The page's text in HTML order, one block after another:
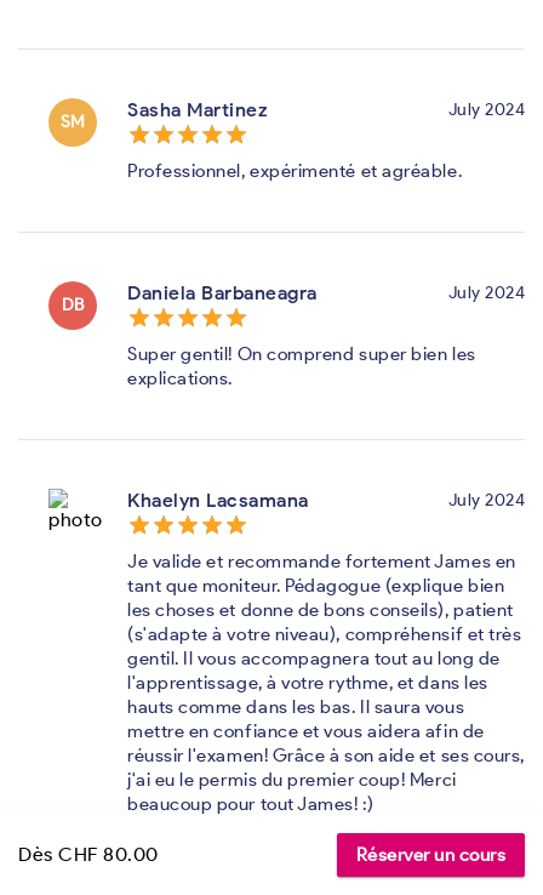
SM
Sasha Martinez
star_border
star star_border
star star_border
star star_border
star star_border
star
July 2024
Professionnel, expérimenté et agréable.
DB
Daniela Barbaneagra
star_border
star star_border
star star_border
star star_border
star star_border
star
July 2024
Super gentil! On comprend super bien les
explications.
Khaelyn Lacsamana
star_border
star star_border
star star_border
star star_border
star star_border
star
July 2024
Je valide et recommande fortement James en
tant que moniteur. Pédagogue (explique bien
les choses et donne de bons conseils), patient
(s'adapte à votre niveau), compréhensif et très
gentil. Il vous accompagnera tout au long de
l'apprentissage, à votre rythme, et dans les
hauts comme dans les bas. Il saura vous
mettre en confiance et vous aidera afin de
réussir l'examen! Grâce à son aide et ses cours,
j'ai eu le permis du premier coup! Merci
beaucoup pour tout James! :)
Dès CHF 80.00 Réserver un cours